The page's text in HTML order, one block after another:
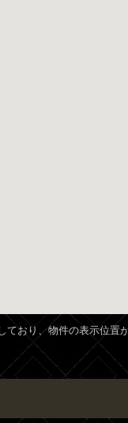
おり、物件の表示位置